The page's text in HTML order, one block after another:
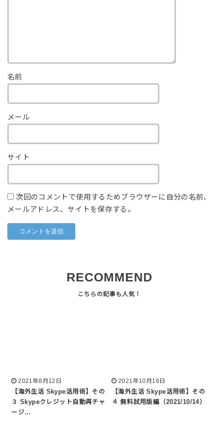
名前
メール
サイト
次回のコメントで使用するためブラウザーに自分の名前、
メールアドレス、サイトを保存する。
RECOMMEND
2021年8月12日
【海外生活 Skype活用術】その
３ Skypeクレジット自動再チャ
ージ…
2021年10月16日
【海外生活 Skype活用術】その
４ 無料試用版編（2021/10/14）